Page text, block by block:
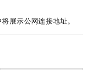
展示公网连接地址。